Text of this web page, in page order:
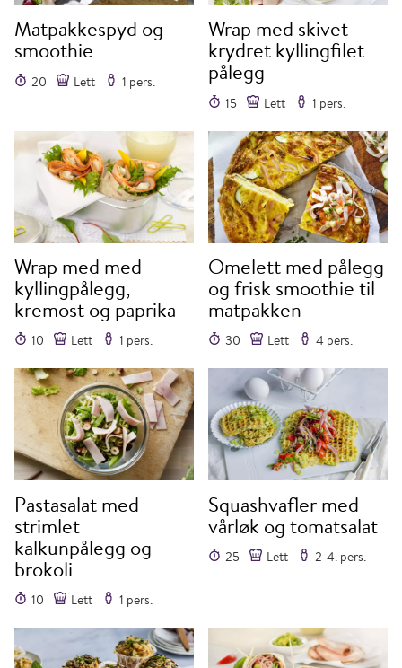
Matpakkespyd og
smoothie
20 Lett 1 pers.
Wrap med skivet
krydret kyllingfilet
pålegg
15 Lett 1 pers.
Wrap med med
kyllingpålegg,
kremost og paprika
10 Lett 1 pers.
Omelett med pålegg
og frisk smoothie til
matpakken
30 Lett 4 pers.
Pastasalat med
strimlet
kalkunpålegg og
brokoli
10 Lett 1 pers.
Squashvafler med
vårløk og tomatsalat
25 Lett 2-4. pers.